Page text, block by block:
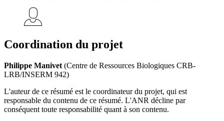
Coordination du projet
Philippe Manivet (Centre de Ressources Biologiques CRB-
LRB/INSERM 942)
L'auteur de ce résumé est le coordinateur du projet, qui est
responsable du contenu de ce résumé. L'ANR décline par
conséquent toute responsabilité quant à son contenu.